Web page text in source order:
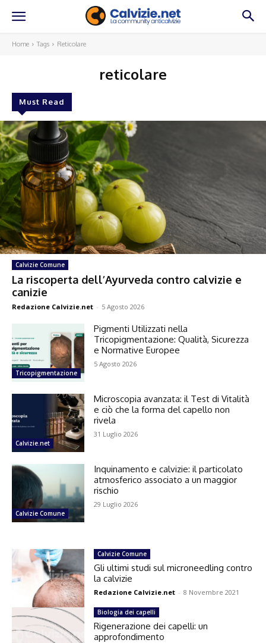
Home Tags Reticolare
reticolare
Must Read
Calvizie Comune
La riscoperta dell’Ayurveda contro calvizie e
canizie
Redazione Calvizie.net - 5 Agosto 2026
Tricopigmentazione
Pigmenti Utilizzati nella
Tricopigmentazione: Qualità, Sicurezza
e Normative Europee
5 Agosto 2026
Calvizie.net
Microscopia avanzata: il Test di Vitalità
e ciò che la forma del capello non
rivela
31 Luglio 2026
Calvizie Comune
Inquinamento e calvizie: il particolato
atmosferico associato a un maggior
rischio
29 Luglio 2026
Calvizie Comune
Gli ultimi studi sul microneedling contro
la calvizie
Redazione Calvizie.net - 8 Novembre 2021
Biologia dei capelli
Rigenerazione dei capelli: un
approfondimento